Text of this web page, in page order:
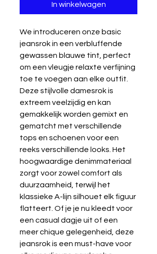
In winkelwagen
We introduceren onze basic
jeansrok in een verbluffende
gewassen blauwe tint, perfect
om een ​​vleugje relaxte verfijning
toe te voegen aan elke outfit.
Deze stijlvolle damesrok is
extreem veelzijdig en kan
gemakkelijk worden gemixt en
gematcht met verschillende
tops en schoenen voor een
reeks verschillende looks. Het
hoogwaardige denimmateriaal
zorgt voor zowel comfort als
duurzaamheid, terwijl het
klassieke A-lijn silhouet elk figuur
flatteert. Of je je nu kleedt voor
een casual dagje uit of een
meer chique gelegenheid, deze
jeansrok is een must-have voor